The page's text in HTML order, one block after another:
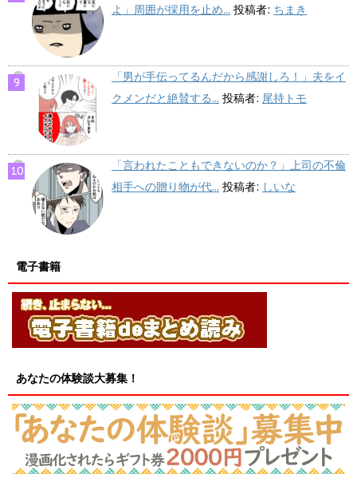
よ」周囲が採用を止め... 投稿者: ちまき
「男が手伝ってるんだから感謝しろ！」夫をイ
クメンだと絶賛する... 投稿者: 尾持トモ
「言われたこともできないのか？」上司の不倫
相手への贈り物が代... 投稿者: しいな
電子書籍
あなたの体験談大募集！